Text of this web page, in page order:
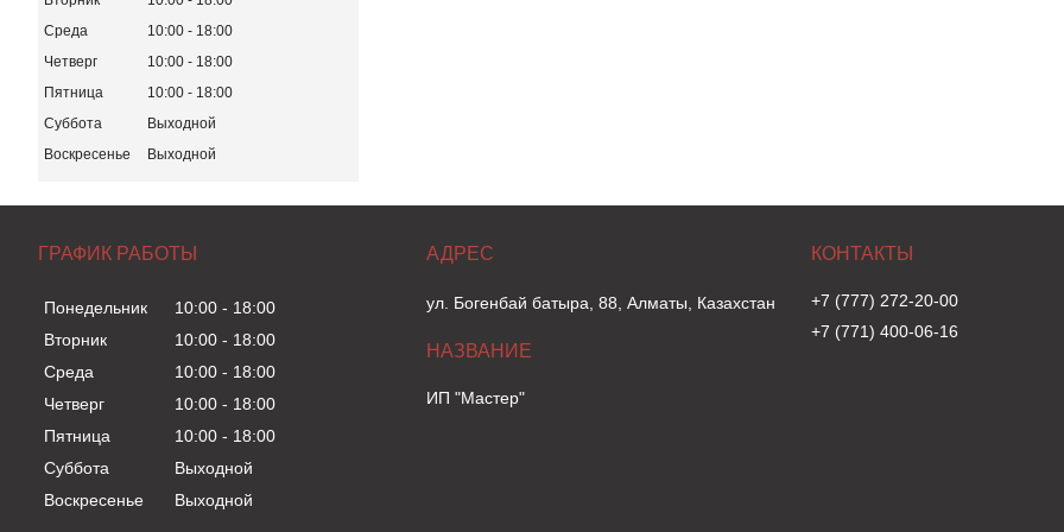
Среда
10:00
18:00
Четверг
10:00
18:00
Пятница
10:00
18:00
Суббота
Выходной
Воскресенье
Выходной
ГРАФИК РАБОТЫ
Понедельник 10:00
18:00
Вторник
10:00
18:00
Среда
10:00
18:00
Четверг
10:00
18:00
Пятница
10:00
18:00
Суббота
Выходной
Воскресенье
Выходной
ул. Богенбай батыра, 88, Алматы, Казахстан
ИП "Мастер"
+7 (777) 272-20-00
+7 (771) 400-06-16